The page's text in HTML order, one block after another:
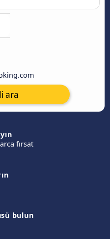
ara
fırsat
bulun